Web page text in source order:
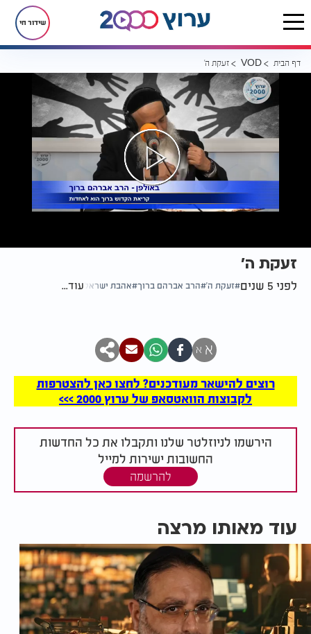
שידור חי
דף הבית VOD זעקת ה'
זעקת ה'
לפני 5 שנים זעקת ה' הרב אברהם ברוך אהבת ישראל עוד...
א א
רוצים להישאר מעודכנים? לחצו כאן להצטרפות
לקבוצות הוואטסאפ של ערוץ 2000 >>>
הירשמו לניוזלטר שלנו ותקבלו את כל החדשות
החשובות ישירות למייל
להרשמה
עוד מאותו מרצה